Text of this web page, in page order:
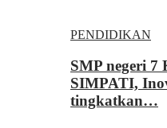
PENDIDIKAN
SMP negeri
SIMPATI,
tingkatkan…